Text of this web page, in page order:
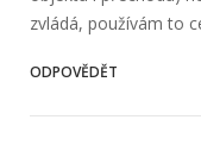
zvládá, používám to
ODPOVĚDĚT